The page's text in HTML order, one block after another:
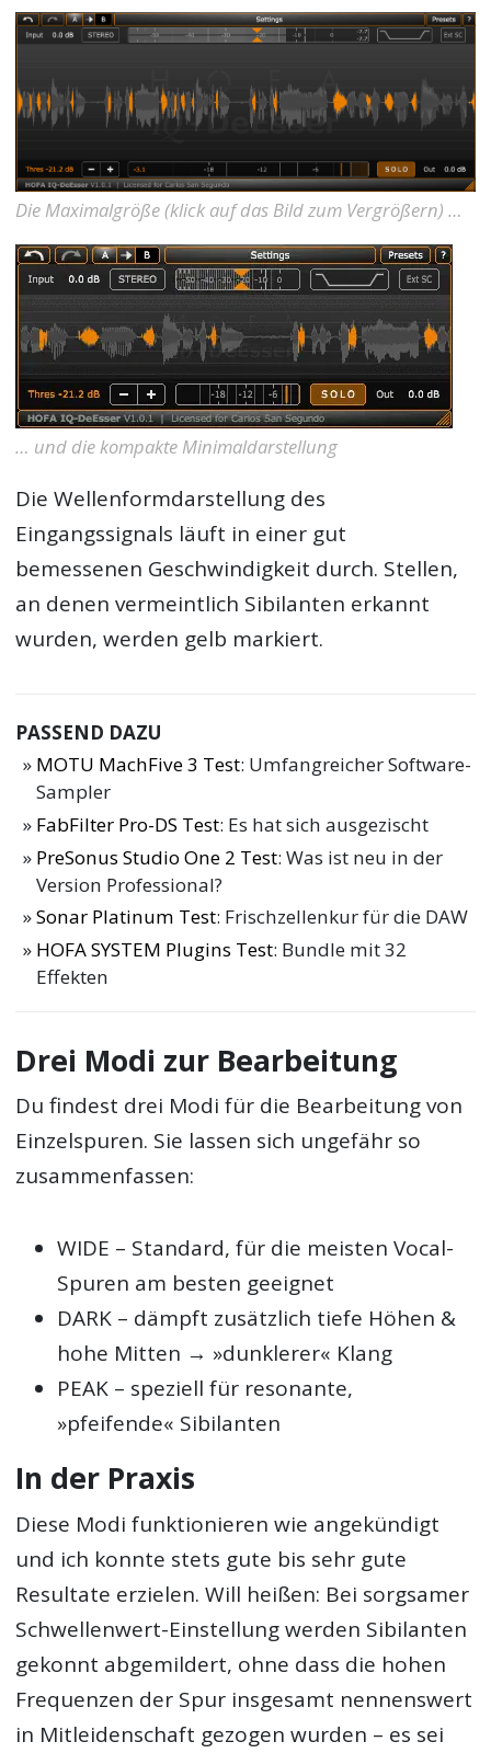
Die Maximalgröße (klick auf das Bild zum Vergrößern) …
… und die kompakte Minimaldarstellung
Die Wellenformdarstellung des
Eingangssignals läuft in einer gut
bemessenen Geschwindigkeit durch. Stellen,
an denen vermeintlich Sibilanten erkannt
wurden, werden gelb markiert.
PASSEND DAZU
MOTU MachFive 3 Test: Umfangreicher Software-
Sampler
FabFilter Pro-DS Test: Es hat sich ausgezischt
PreSonus Studio One 2 Test: Was ist neu in der
Version Professional?
Sonar Platinum Test: Frischzellenkur für die DAW
HOFA SYSTEM Plugins Test: Bundle mit 32
Effekten
Drei Modi zur Bearbeitung
Du findest drei Modi für die Bearbeitung von
Einzelspuren. Sie lassen sich ungefähr so
zusammenfassen:
WIDE – Standard, für die meisten Vocal-
Spuren am besten geeignet
DARK – dämpft zusätzlich tiefe Höhen &
hohe Mitten → »dunklerer« Klang
PEAK – speziell für resonante,
»pfeifende« Sibilanten
In der Praxis
Diese Modi funktionieren wie angekündigt
und ich konnte stets gute bis sehr gute
Resultate erzielen. Will heißen: Bei sorgsamer
Schwellenwert-Einstellung werden Sibilanten
gekonnt abgemildert, ohne dass die hohen
Frequenzen der Spur insgesamt nennenswert
in Mitleidenschaft gezogen wurden – es sei